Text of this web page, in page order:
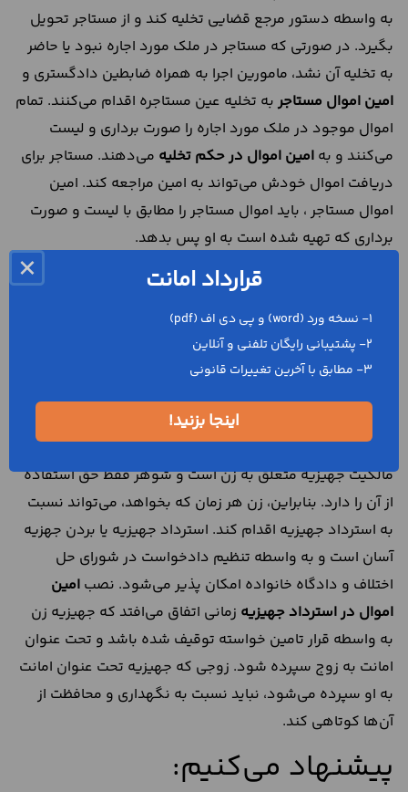
به واسطه دستور مرجع قضایی تخلیه کند و از مستاجر تحویل
بگیرد. در صورتی که مستاجر در ملک مورد اجاره نبود یا حاضر
به تخلیه آن نشد، مامورین اجرا به همراه ضابطین دادگستری و
امین اموال مستاجر به تخلیه عین مستاجره اقدام می‌کنند. تمام
اموال موجود در ملک مورد اجاره را صورت برداری و لیست
می‌کنند و به امین اموال درحکم تخلیه می‌دهند. مستاجر برای
دریافت اموال خودش می‌تواند به امین مراجعه کند. امین
اموال مستاجر ، باید اموال مستاجر را مطابق با لیست و صورت
برداری که تهیه شده است به او پس بدهد.
شرایط نصب امین اموال در
استرداد جهیزیه
قانون گذار در قانون مدنی و قانون خانواده
تعریف کرد. بنابراین در تعریف جهیزیه می‌توان گفت؛ اموال
منقولی است که از سوی زن به منزل شوهر آورده می‌شوند.
مالکیت جهیزیه متعلق به زن است و شوهر فقط حق استفاده
از آن را دارد. بنابراین، زن هر زمان که بخواهد، می‌تواند نسبت
به استرداد جهیزیه اقدام کند. استرداد جهیزیه یا بردن جهزیه
آسان است و به واسطه تنظیم دادخواست در شورای حل
اختلاف و دادگاه خانواده امکان پذیر می‌شود. نصب امین
اموال در استرداد جهیزیه زمانی اتفاق می‌افتد که جهیزیه زن
به واسطه قرار تامین خواسته توقیف شده باشد و تحت عنوان
امانت به زوج سپرده شود. زوجی که جهیزیه تحت عنوان امانت
به او سپرده می‌شود، نباید نسبت به نگهداری و محافظت از
آن‌ها کوتاهی کند.
پیشنهاد می‌کنیم:
× قرارداد امانت
1- نسخه ورد (word) و پی دی اف (pdf)
2- پشتیبانی رایگان تلفنی و آنلاین
3- مطابق با آخرین تغییرات قانونی
اینجا بزنید!